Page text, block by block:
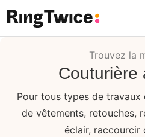
Ring Twice
Trouvez la
Couturière
Pour tous types de
de vêtements, retouches,
éclair, raccourcir